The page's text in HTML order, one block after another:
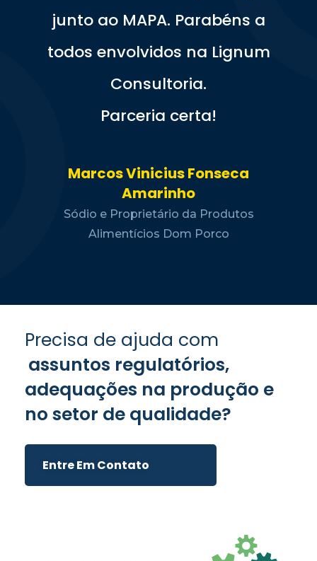
junto ao MAPA. Parabéns a
todos envolvidos na Lignum
Consultoria.
Parceria certa!
Marcos Vinicius Fonseca
Amarinho
Sódio e Proprietário da Produtos
Alimentícios Dom Porco
Precisa de ajuda com
assuntos regulatórios,
adequações na produção e
no setor de qualidade?
Entre Em Contato